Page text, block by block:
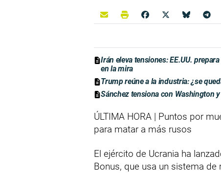
Irán eleva tensiones: EE.UU.
en la mira
Trump reúne a la industria: ¿se
Sánchez tensiona con Washington
ÚLTIMA HORA | Puntos por
para matar a más rusos
El ejército de Ucrania ha
Bonus, que usa un sistema